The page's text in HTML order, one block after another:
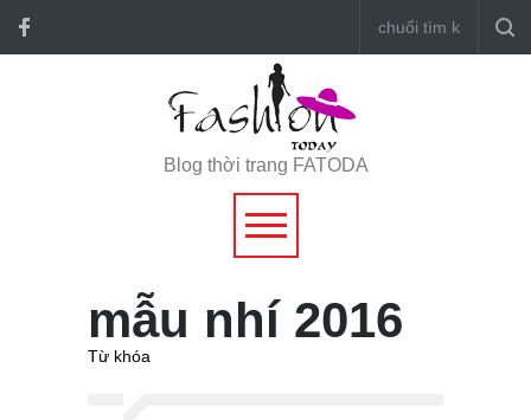
Blog thời trang FATODA
mẫu nhí 2016
Từ khóa